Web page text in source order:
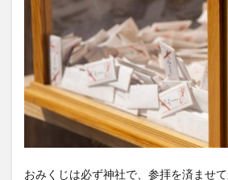
おみくじは必ず神社で、参拝を済ませ